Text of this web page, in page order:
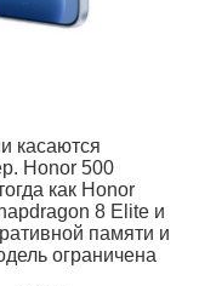
касаются
Honor 500
как Honor
8 Elite и
памяти и
ограничена